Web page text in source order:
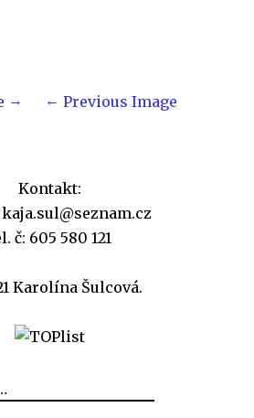
Previous Image
Kontakt:
č: 605 580 121
Karolína Šulcová.